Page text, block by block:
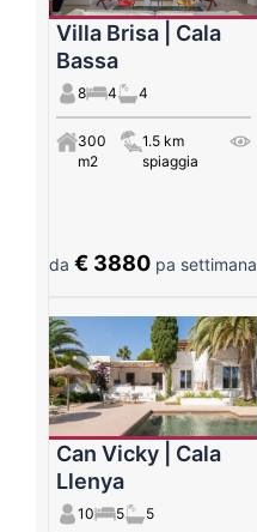
Villa Brisa | Cala
Bassa
8 4 4
300
m2
1.5 km
spiaggia
da € 3880 pa settimana
Can Vicky | Cala
Llenya
10 5 5